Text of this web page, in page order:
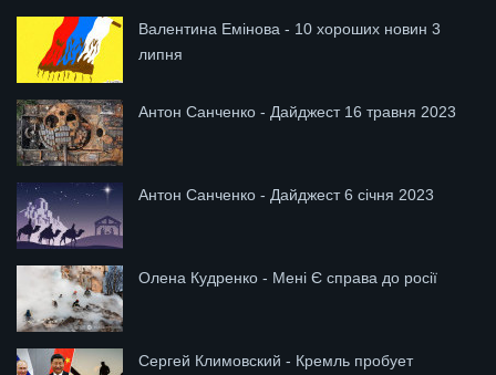
Валентина Емінова - 10 хороших новин 3
липня
Антон Санченко - Дайджест 16 травня 2023
Антон Санченко - Дайджест 6 січня 2023
Олена Кудренко - Мені Є справа до росії
Сергей Климовский - Кремль пробует